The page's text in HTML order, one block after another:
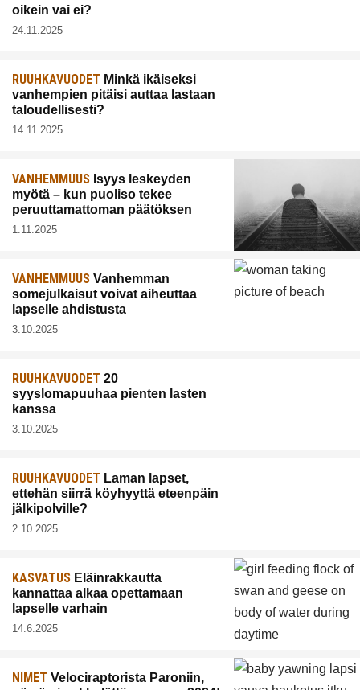
oikein vai ei?
24.11.2025
RUUHKAVUODET Minkä ikäiseksi
vanhempien pitäisi auttaa lastaan
taloudellisesti?
14.11.2025
VANHEMMUUS Isyys leskeyden
myötä – kun puoliso tekee
peruuttamattoman päätöksen
1.11.2025
VANHEMMUUS Vanhemman
somejulkaisut voivat aiheuttaa
lapselle ahdistusta
3.10.2025
RUUHKAVUODET 20
syyslomapuuhaa pienten lasten
kanssa
3.10.2025
RUUHKAVUODET Laman lapset,
ettehän siirrä köyhyyttä eteenpäin
jälkipolville?
2.10.2025
KASVATUS Eläinrakkautta
kannattaa alkaa opettamaan
lapselle varhain
14.6.2025
NIMET Velociraptorista Paroniin,